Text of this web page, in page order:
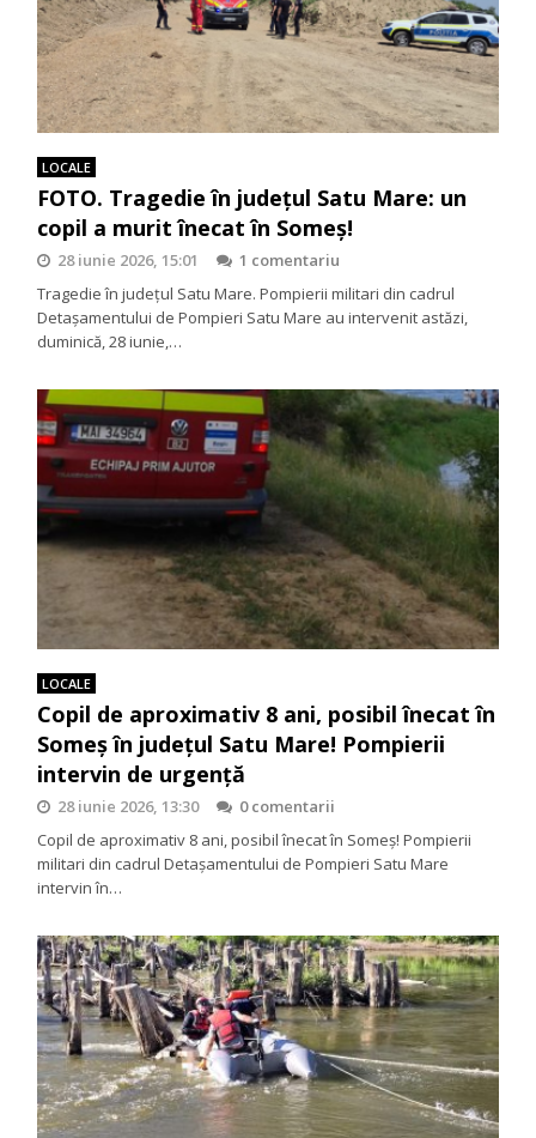
LOCALE
FOTO. Tragedie în județul Satu Mare: un
copil a murit înecat în Someș!
28 iunie 2026, 15:01
1 comentariu
Tragedie în județul Satu Mare. Pompierii militari din cadrul
Detașamentului de Pompieri Satu Mare au intervenit astăzi,
duminică, 28 iunie,…
LOCALE
Copil de aproximativ 8 ani, posibil înecat în
Someș în județul Satu Mare! Pompierii
intervin de urgență
28 iunie 2026, 13:30
0 comentarii
Copil de aproximativ 8 ani, posibil înecat în Someș! Pompierii
militari din cadrul Detașamentului de Pompieri Satu Mare
intervin în…